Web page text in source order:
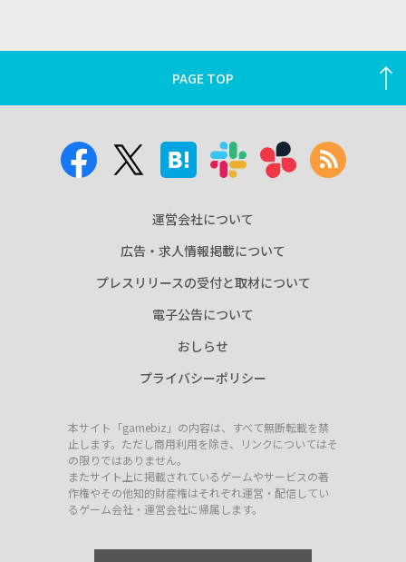
PAGE TOP
運営会社について
広告・求人情報掲載について
プレスリリースの受付と取材について
電子公告について
おしらせ
プライバシーポリシー
本サイト「gamebiz」の内容は、すべて無断転載を禁
止します。ただし商用利用を除き、リンクについてはそ
の限りではありません。
またサイト上に掲載されているゲームやサービスの著
作権やその他知的財産権はそれぞれ運営・配信してい
るゲーム会社・運営会社に帰属します。